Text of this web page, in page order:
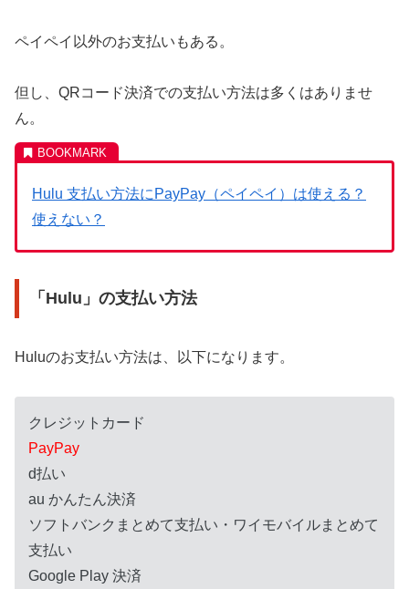
ペイペイ以外のお支払いもある。
但し、QRコード決済での支払い方法は多くはありませ
ん。
Hulu 支払い方法にPayPay（ペイペイ）は使える？
使えない？
「Hulu」の支払い方法
Huluのお支払い方法は、以下になります。
クレジットカード
PayPay
d払い
au かんたん決済
ソフトバンクまとめて支払い・ワイモバイルまとめて
支払い
Google Play 決済